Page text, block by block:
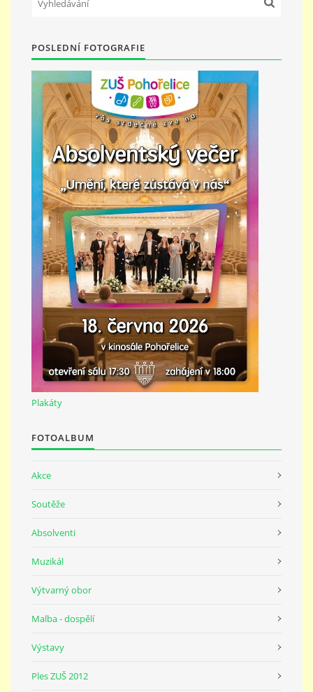
KURZY
KONTAKTY
PŘÍMĚSTSKÝ TÁBOR
MISS VÝTVARNÝ MODEL
ZAMĚSTNÁNÍ
DOTACE
GDPR
ZUŠ Pohořelice
Školní 462
Pohořelice
691 23
POSLEDNÍ FOTOGRAFIE
Plakáty
FOTOALBUM
Akce
Soutěže
Absolventi
Muzikál
Výtvarný obor
Malba - dospělí
Výstavy
Ples ZUŠ 2012